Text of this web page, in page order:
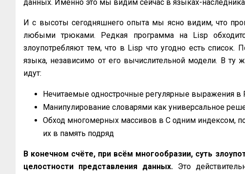
данных. Именно это мы видим сейчас в языках-
И с высоты сегодняшнего опыта мы ясно видим, что
любыми трюками. Редкая программа на Lisp
злоупотребляют тем, что в Lisp что угодно есть
языка, независимо от его вычислительной модели. В ту
идут:
Нечитаемые однострочные регулярные выражения в
Манипулирование словарями как универсальное
Обход многомерных массивов в C одним индексом,
их в память подряд
В конечном счёте, при всём многообразии, суть
целостности представления данных. Это